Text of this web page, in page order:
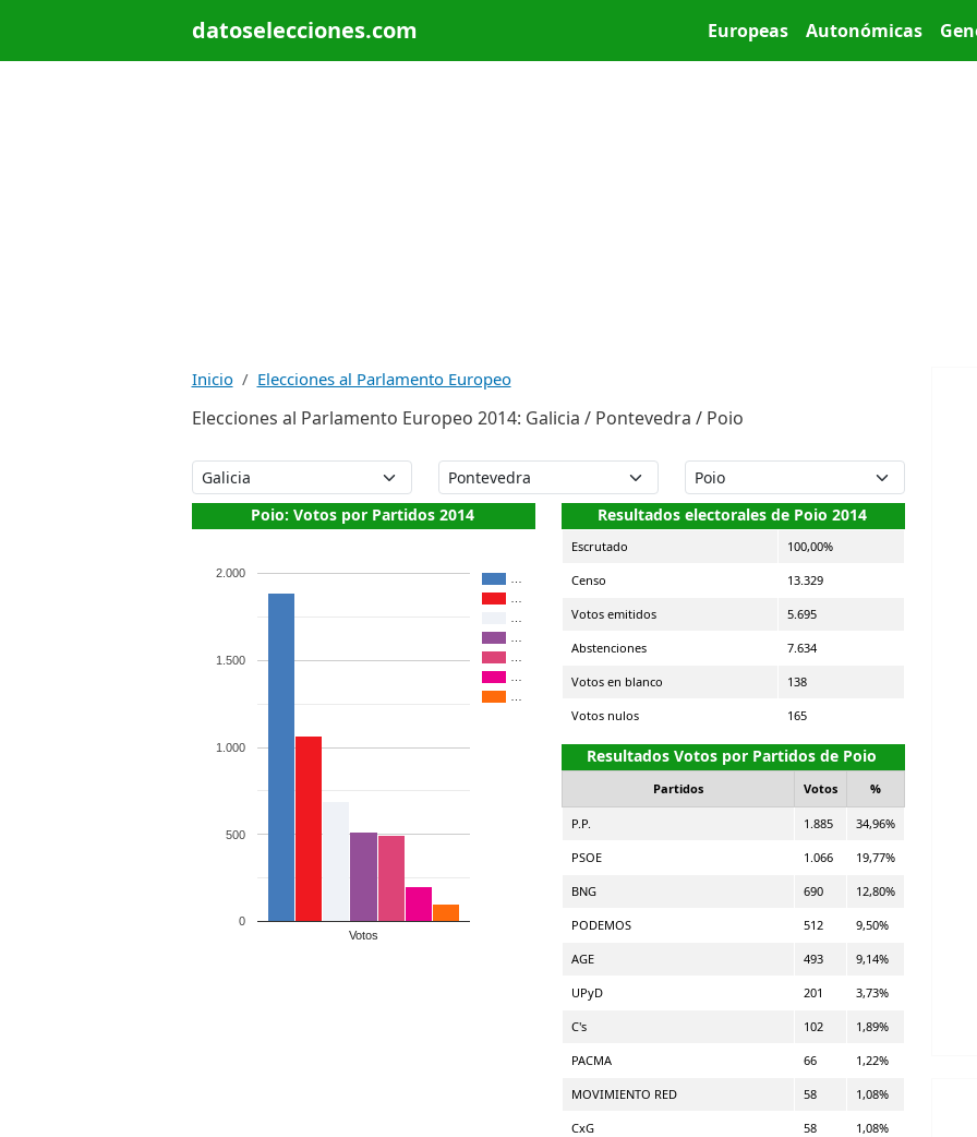
datoselecciones.com Main menu
Europeas Autonómicas
Inicio Elecciones al Parlamento Europeo
Elecciones al Parlamento Europeo 2014: Galicia / Pontevedra / Poio
Poio: Votos por Partidos 2014
Votos
0
500
1.000
1.500
2.000
Resultados electorales de Poio 2014
Escrutado 100,00%
Censo 13.329
Votos emitidos 5.695
Abstenciones 7.634
Votos en blanco 138
Votos nulos 165
Resultados Votos por Partidos de Poio
Partidos Votos %
P.P. 1.885 34,96%
PSOE 1.066 19,77%
BNG 690 12,80%
PODEMOS 512 9,50%
AGE 493 9,14%
UPyD 201 3,73%
C's 102 1,89%
PACMA 66 1,22%
MOVIMIENTO RED 58 1,08%
CxG 58 1,08%